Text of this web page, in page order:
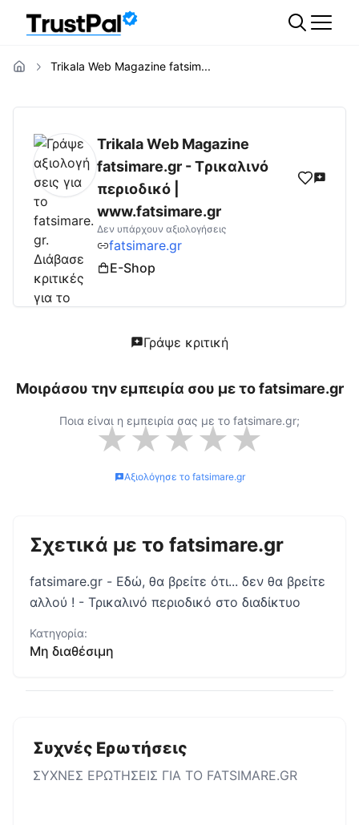
Trikala Web Magazine fatsim...
fatsimare.grΑξιολογήσεις | Δες
Trikala Web Magazine
fatsimare.gr - Tρικαλινό
περιοδικό |
www.fatsimare.gr
Δεν υπάρχουν αξιολογήσεις
fatsimare.gr
E-Shop
Γράψε κριτική
Μοιράσου την εμπειρία σου με τοfatsimare.gr
Ποια είναι η εμπειρία σας με το fatsimare.gr;
★★★★★
Αξιολόγησε το fatsimare.gr
Σχετικά με το fatsimare.gr
fatsimare.gr - Εδώ, θα βρείτε ότι... δεν θα βρείτε
αλλού ! - Τρικαλινό περιοδικό στο διαδίκτυο
Κατηγορία:
Μη διαθέσιμη
Συχνές Ερωτήσεις
ΣΥΧΝΕΣ ΕΡΩΤΗΣΕΙΣ ΓΙΑ ΤΟ FATSIMARE.GR